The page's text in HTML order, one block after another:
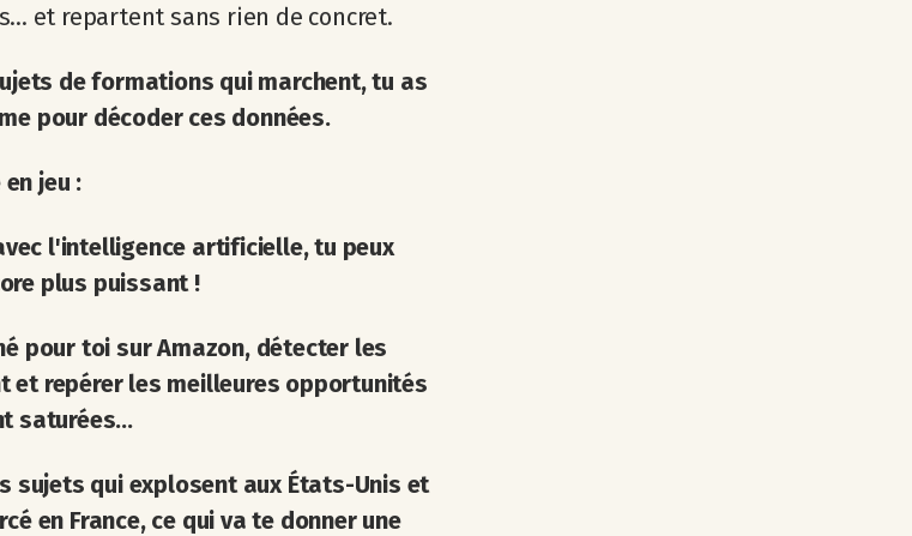
et repartent sans rien de concret.
de formations qui marchent, tu as
pour décoder ces données.
jeu :
l'intelligence artificielle, tu peux
plus puissant !
pour toi sur Amazon, détecter les
et repérer les meilleures opportunités
saturées...
sujets qui explosent aux États-Unis et
en France, ce qui va te donner une